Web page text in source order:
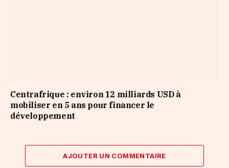
Centrafrique : environ 12 milliards USD à
mobiliser en 5 ans pour financer le
développement
AJOUTER UN COMMENTAIRE